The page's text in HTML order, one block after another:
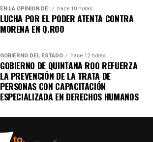
EN LA OPINIÓN DE: hace 10 horas
LUCHA POR EL PODER ATENTA CONTRA
MORENA EN Q.ROO
GOBIERNO DEL ESTADO hace 12 horas
GOBIERNO DE QUINTANA ROO REFUERZA
LA PREVENCIÓN DE LA TRATA DE
PERSONAS CON CAPACITACIÓN
ESPECIALIZADA EN DERECHOS HUMANOS